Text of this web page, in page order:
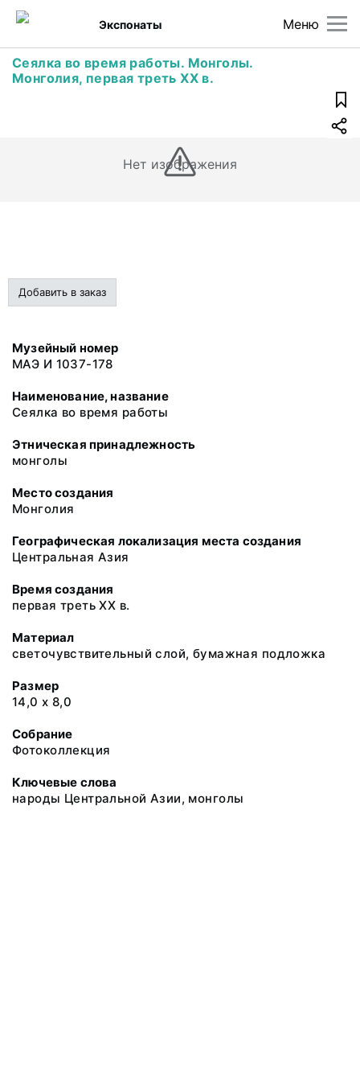
Меню
Экспонаты
Сеялка во время работы. Монголы.
Монголия, первая треть ХХ в.
Нет изображения
Добавить в заказ
Музейный номер
МАЭ И 1037-178
Наименование, название
Сеялка во время работы
Этническая принадлежность
монголы
Место создания
Монголия
Географическая локализация места создания
Центральная Азия
Время создания
первая треть ХХ в.
Материал
светочувствительный слой, бумажная подложка
Размер
14,0 х 8,0
Собрание
Фотоколлекция
Ключевые слова
народы Центральной Азии, монголы